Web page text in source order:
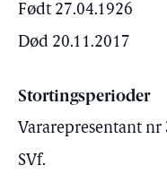
Født 27.04.1926
Død 20.11.2017
Stortingsperioder
Vararepresentant
SVf.